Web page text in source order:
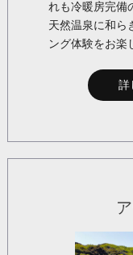
れも冷暖房完備
天然温泉に和ら
ング体験をお楽
詳